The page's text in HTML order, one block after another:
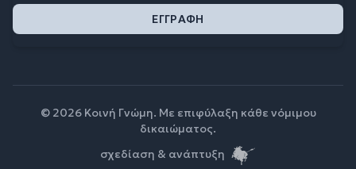
© 2026 Κοινή Γνώμη. Με επιφύλαξη κάθε νόμιμου
δικαιώματος.
σχεδίαση & ανάπτυξη